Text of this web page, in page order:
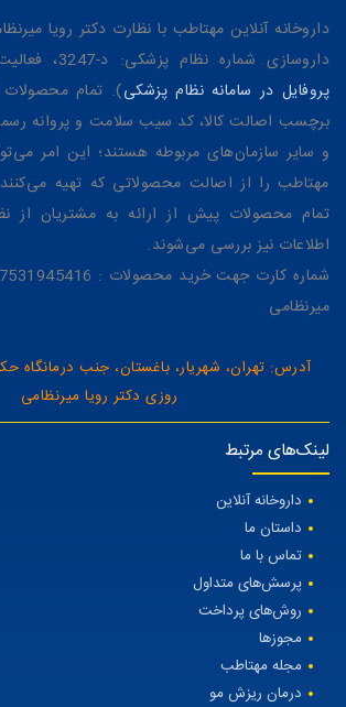
داروخانه آنلاین مهتاطب با نظارت دکتر رویا
داروسازی شماره نظام پزشکی: د-3247، فعالیت می‌کند. (
پروفایل در سامانه نظام پزشکی). تمام محصولات
برچسب اصالت کالا، کد سیب سلامت و پروانه
و سایر سازمان‌های مربوطه هستند؛ این امر
مهتاطب را از اصالت محصولاتی که تهیه
تمام محصولات پیش از ارائه به مشتریان
اطلاعات نیز بررسی می‌شوند.
میرنظامی
آدرس: تهران، شهریار، باغستان، جنب درمانگاه
روزی دکتر رویا میرنظامی
لینک‌های مرتبط
داروخانه آنلاین
داستان ما
تماس با ما
پرسش‌های متداول
روش‌های پرداخت
مجوزها
مجله مهتاطب
درمان ریزش مو